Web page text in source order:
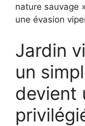
nature sauvage
une évasion
Jardin
un
devient